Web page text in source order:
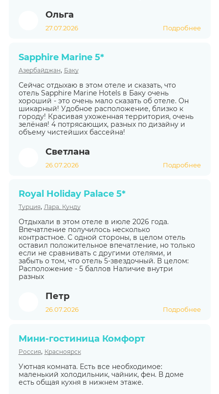
Ольга
27.07.2026 Подробнее
Sapphire Marine 5*
Азербайджан, Баку
Сейчас отдыхаю в этом отеле и сказать, что
отель Sapphire Marine Hotels в Баку очень
хороший - это очень мало сказать об отеле. Он
шикарный! Удобное расположение, близко к
городу! Красивая ухоженная территория, очень
зелёная! 4 потрясающих, разных по дизайну и
объему чистейших бассейна!
Светлана
26.07.2026 Подробнее
Royal Holiday Palace 5*
Турция, Лара, Кунду
Отдыхали в этом отеле в июле 2026 года.
Впечатление получилось несколько
контрастное. С одной стороны, в целом отель
оставил положительное впечатление, но только
если не сравнивать с другими отелями, и
забыть о том, что отель 5-звездочный. В целом:
Расположение - 5 баллов Наличие внутри
разных
Петр
26.07.2026 Подробнее
Мини-гостиница Комфорт
Россия, Красноярск
Уютная комната. Есть все необходимое:
маленький холодильник, чайник, фен. В доме
есть общая кухня в нижнем этаже.